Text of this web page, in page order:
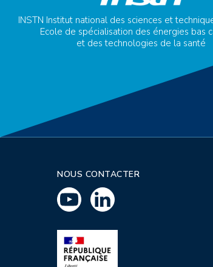
INSTN Institut national des sciences et
Ecole de spécialisation des énergies bas
et des technologies de la santé
NOUS CONTACTER